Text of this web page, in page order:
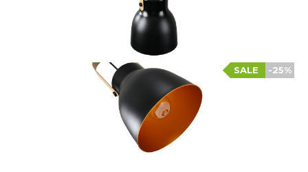
-25%
SALE